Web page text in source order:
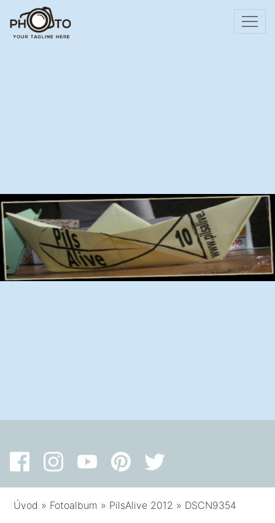
Úvod » Fotoalbum » PilsAlive 2012 » DSCN9354